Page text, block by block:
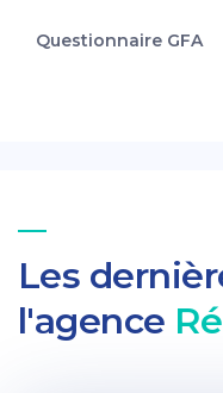
Questionnaire GFA
Les
l'agence